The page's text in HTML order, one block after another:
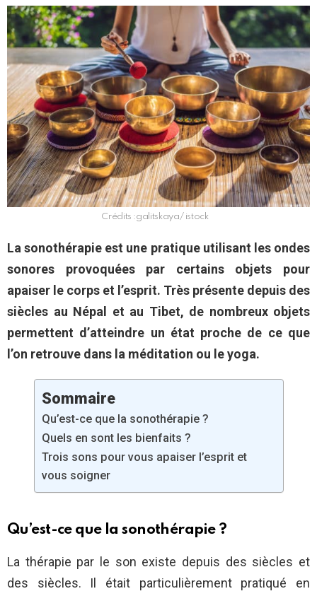
Crédits :galitskaya/ istock
La sonothérapie est une pratique utilisant les ondes
sonores provoquées par certains objets pour
apaiser le corps et l’esprit. Très présente depuis des
siècles au Népal et au Tibet, de nombreux objets
permettent d’atteindre un état proche de ce que
l’on retrouve dans la méditation ou le yoga.
Sommaire
Qu’est-ce que la sonothérapie ?
Quels en sont les bienfaits ?
Trois sons pour vous apaiser l’esprit et
vous soigner
Qu’est-ce que la sonothérapie ?
La thérapie par le son existe depuis des siècles et
des siècles. Il était particulièrement pratiqué en